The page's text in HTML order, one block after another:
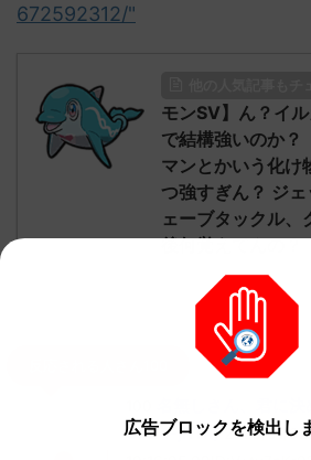
672592312/"
モンSV】ん？イ
で結構強いのか？
マンとかいう化け
つ強すぎん？ ジ
ェーブタックル、
後何覚えてんの？
続き
8b24-jRTn)2023/01/
広告ブロックを検出し